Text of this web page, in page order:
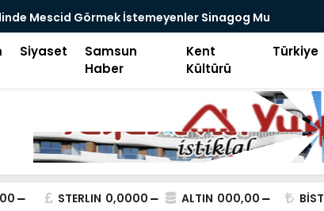
Olacağız
Siyaset
Samsun
Haber
Kent
Kültürü
Türkiye
STERLIN 0,0000 ALTIN 000,00 BİST